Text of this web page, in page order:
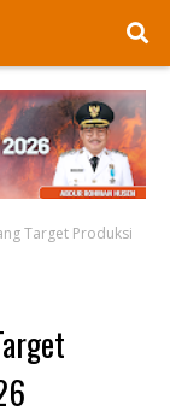
Target Produksi